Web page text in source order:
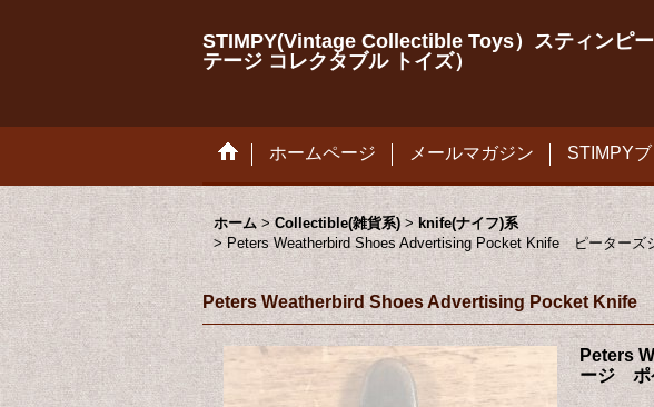
STIMPY(Vintage Collectible Toys）スティンピ
テージ コレクタブル トイズ）
ホームページ メールマガジン STIMPY
ホーム > Collectible(雑貨系) > knife(ナイフ)系
> Peters Weatherbird Shoes Advertising Pocket Knife ピーター
Peters Weatherbird Shoes Advertising Pocket
Peters
ージ ポ